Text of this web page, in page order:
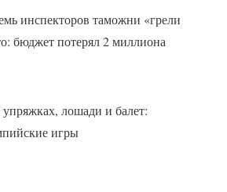
инспекторов таможни «грели
бюджет потерял 2 миллиона
лошади и балет:
игры